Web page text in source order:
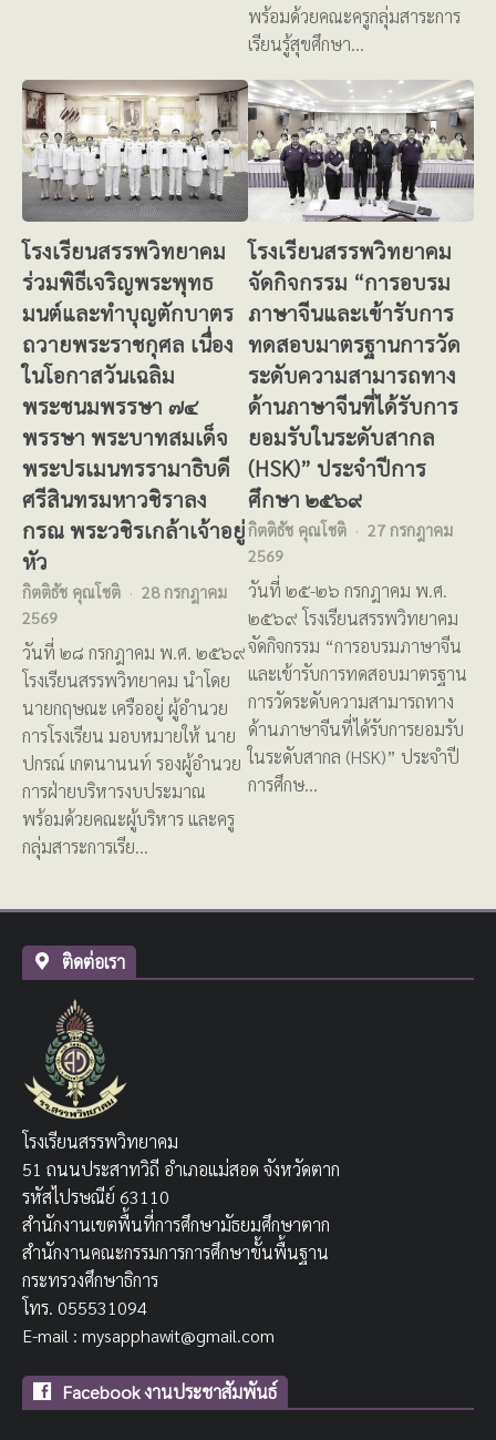
พร้อมด้วยคณะครูกลุ่มสาระการ
เรียนรู้สุขศึกษา…
โรงเรียนสรรพวิทยาคม
ร่วมพิธีเจริญพระพุทธ
มนต์และทำบุญตักบาตร
ถวายพระราชกุศล เนื่อง
ในโอกาสวันเฉลิม
พระชนมพรรษา ๗๔
พรรษา พระบาทสมเด็จ
พระปรเมนทรรามาธิบดี
ศรีสินทรมหาวชิราลง
กรณ พระวชิรเกล้าเจ้าอยู่
หัว
กิตติธัช คุณโชติ
28 กรกฎาคม
2569
วันที่ ๒๘ กรกฎาคม พ.ศ. ๒๕๖๙
โรงเรียนสรรพวิทยาคม นำโดย
นายกฤษณะ เครืออยู่ ผู้อำนวย
การโรงเรียน มอบหมายให้ นาย
ปกรณ์ เกตนานนท์ รองผู้อำนวย
การฝ่ายบริหารงบประมาณ
พร้อมด้วยคณะผู้บริหาร และครู
กลุ่มสาระการเรีย…
โรงเรียนสรรพวิทยาคม
จัดกิจกรรม “การอบรม
ภาษาจีนและเข้ารับการ
ทดสอบมาตรฐานการวัด
ระดับความสามารถทาง
ด้านภาษาจีนที่ได้รับการ
ยอมรับในระดับสากล
(HSK)” ประจำปีการ
ศึกษา ๒๕๖๙
กิตติธัช คุณโชติ
27 กรกฎาคม
2569
วันที่ ๒๕-๒๖ กรกฎาคม พ.ศ.
๒๕๖๙ โรงเรียนสรรพวิทยาคม
จัดกิจกรรม “การอบรมภาษาจีน
และเข้ารับการทดสอบมาตรฐาน
การวัดระดับความสามารถทาง
ด้านภาษาจีนที่ได้รับการยอมรับ
ในระดับสากล (HSK)” ประจำปี
การศึกษ…
ติดต่อเรา
โรงเรียนสรรพวิทยาคม
51 ถนนประสาทวิถี อำเภอแม่สอด จังหวัดตาก
รหัสไปรษณีย์ 63110
สำนักงานเขตพื้นที่การศึกษามัธยมศึกษาตาก
สำนักงานคณะกรรมการการศึกษาขั้นพื้นฐาน
กระทรวงศึกษาธิการ
โทร. 055531094
E-mail : mysapphawit@gmail.com
Facebook งานประชาสัมพันธ์